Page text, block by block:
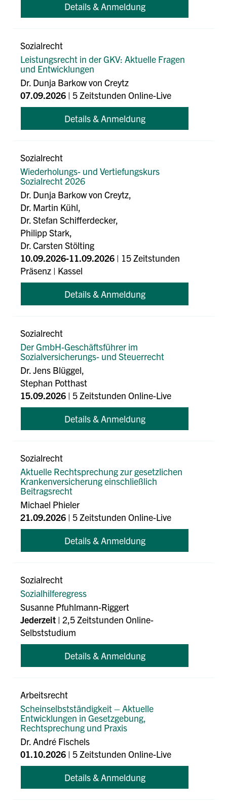
Details & Anmeldung
Sozialrecht
Leistungsrecht in der GKV: Aktuelle Fragen
und Entwicklungen
Dr. Dunja Barkow von Creytz
07.09.2026 | 5 Zeitstunden Online-Live
Details & Anmeldung
Sozialrecht
Wiederholungs- und Vertiefungskurs
Sozialrecht 2026
Dr. Dunja Barkow von Creytz,
Dr. Martin Kühl,
Dr. Stefan Schifferdecker,
Philipp Stark,
Dr. Carsten Stölting
10.09.2026-11.09.2026 | 15 Zeitstunden
Präsenz | Kassel
Details & Anmeldung
Sozialrecht
Der GmbH-Geschäftsführer im
Sozialversicherungs- und Steuerrecht
Dr. Jens Blüggel,
Stephan Potthast
15.09.2026 | 5 Zeitstunden Online-Live
Details & Anmeldung
Sozialrecht
Aktuelle Rechtsprechung zur gesetzlichen
Krankenversicherung einschließlich
Beitragsrecht
Michael Phieler
21.09.2026 | 5 Zeitstunden Online-Live
Details & Anmeldung
Sozialrecht
Sozialhilferegress
Susanne Pfuhlmann-Riggert
Jederzeit | 2,5 Zeitstunden Online-
Selbststudium
Details & Anmeldung
Arbeitsrecht
Scheinselbstständigkeit – Aktuelle
Entwicklungen in Gesetzgebung,
Rechtsprechung und Praxis
Dr. André Fischels
01.10.2026 | 5 Zeitstunden Online-Live
Details & Anmeldung